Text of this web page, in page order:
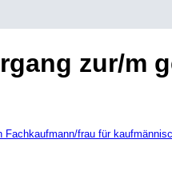
zur/m
Fachkaufmann/frau für